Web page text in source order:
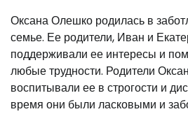
Оксана Олешко родилась в
семье. Ее родители, Иван и
поддерживали ее интересы и
любые трудности. Родители
воспитывали ее в строгости и
время они были ласковыми и